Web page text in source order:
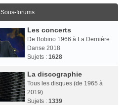
Sous-forums
Les concerts
De Bobino 1966 à La Dernière
Danse 2018
Sujets : 1628
La discographie
Tous les disques (de 1965 à
2019)
Sujets : 1339